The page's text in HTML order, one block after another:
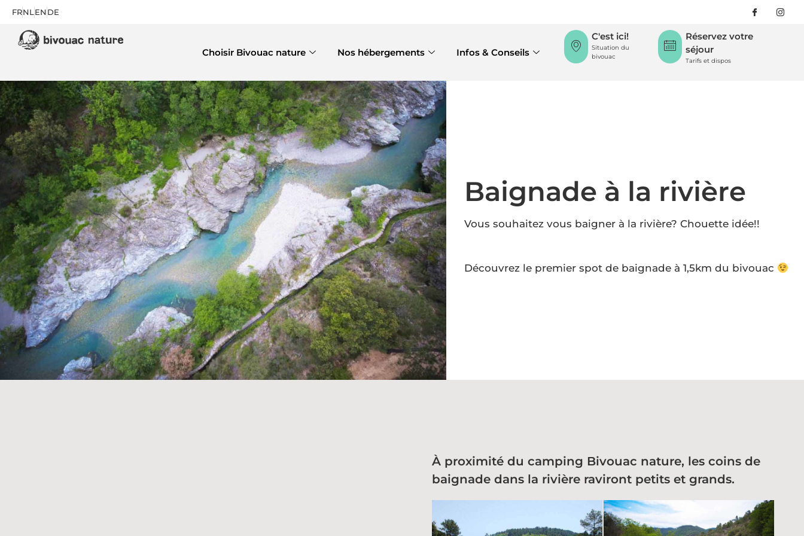
FRNLENDE
Choisir Bivouac nature Nos hébergements Infos & Conseils
C'est ici!
Situation du
bivouac
Réservez votre
séjour
Tarifs et dispos
Baignade à la rivière
Vous souhaitez vous baigner à la rivière? Chouette idée!!
Découvrez le premier spot de baignade à 1,5km du bivouac
À proximité du camping Bivouac nature, les coins de
baignade dans la rivière raviront petits et grands.